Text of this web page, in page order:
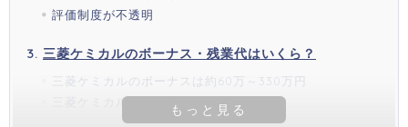
評価制度が不透明
三菱ケミカルのボーナス・残業代はいくら？
三菱ケミカルのボーナスは約60万～330万円
三菱ケミカルの残業代は約3万～20万円